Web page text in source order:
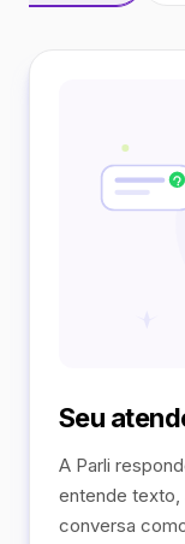
Seu
A Parli
entende texto,
conversa